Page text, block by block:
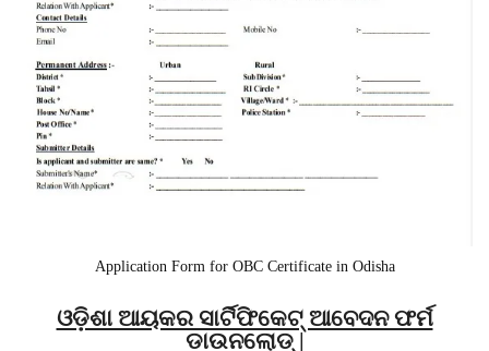
Application Form for OBC Certificate in Odisha
ଓଡ଼ିଶା ଆୟକର ସାର୍ଟିଫିକେଟ୍ ଆବେଦନ ଫର୍ମ
ଡାଉନଲୋଡ୍ |